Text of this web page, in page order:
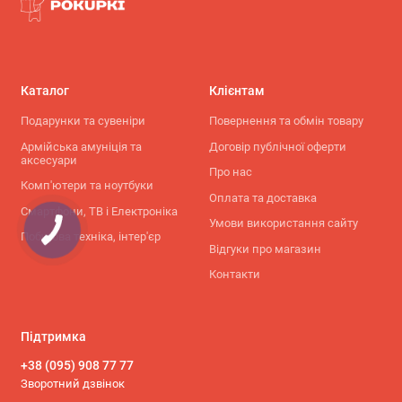
Каталог
Подарунки та сувеніри
Армійська амуніція та
аксесуари
Комп'ютери та ноутбуки
Смартфони, ТВ і Електроніка
Побутова техніка, інтер'єр
Клієнтам
Повернення та обмін товару
Договір публічної оферти
Про нас
Оплата та доставка
Умови використання сайту
Відгуки про магазин
Контакти
Підтримка
+38 (095) 908 77 77
Зворотний дзвінок